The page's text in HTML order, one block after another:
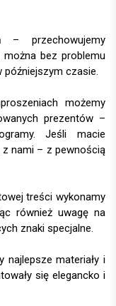
– przechowujemy
bez problemu
czasie.
możemy
prezentów –
Jeśli macie
nami – z pewnością
treści wykonamy
również uwagę na
znaki specjalne.
najlepsze materiały i
się elegancko i